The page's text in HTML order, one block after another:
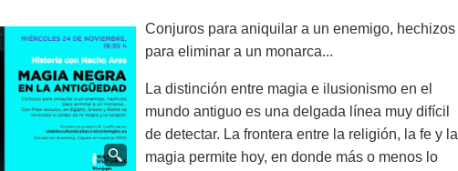
Conjuros para aniquilar a un enemigo, hechizos
para eliminar a un monarca...
La distinción entre magia e ilusionismo en el
mundo antiguo es una delgada línea muy difícil
de detectar. La frontera entre la religión, la fe y la
magia permite hoy, en donde más o menos lo